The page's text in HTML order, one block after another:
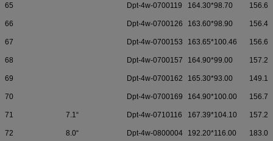
65 Dpt-4w-0700119 164.30*98.70
66 Dpt-4w-0700126 163.60*98.90
67 Dpt-4w-0700153 163.65*100.46
68 Dpt-4w-0700157 164.90*99.00
69 Dpt-4w-0700162 165.30*93.00
70 Dpt-4w-0700169 164.90*100.00
71 7.1“ Dpt-4w-0710116 167.39*104.10
72 8.0“ Dpt-4w-0800004 192.20*116.00